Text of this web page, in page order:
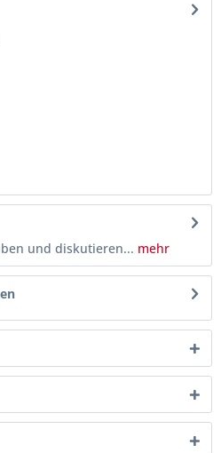
und diskutieren... mehr